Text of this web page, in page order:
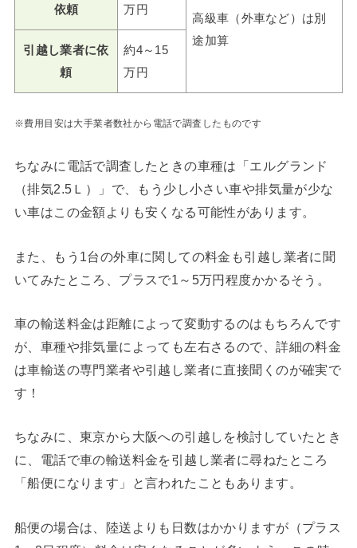
依頼
万円
高級車（外車など）は別
途加算
引越し業者に依
頼
約4～15
万円
※費用目安は大手業者数社から電話で調査したものです
ちなみに電話で調査したときの車種は「エルグランド
（排気2.5Ｌ）」で、もう少し小さい車や排気量が少な
い車はこの金額よりも安くなる可能性があります。
また、もう1台の外車に関しての料金も引越し業者に聞
いてみたところ、プラスで1～5万円程度かかるそう。
車の輸送料金は距離によって変動するのはもちろんです
が、車種や排気量によっても左右さるので、詳細の料金
は車輸送の専門業者や引越し業者に直接聞くのが確実で
す！
ちなみに、東京から大阪への引越しを検討していたとき
に、電話で車の輸送料金を引越し業者に尋ねたところ
「船便になります」と言われたこともあります。
船便の場合は、陸送よりも日数はかかりますが（プラス